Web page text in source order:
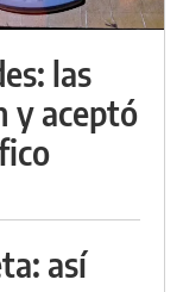
las
y aceptó
así